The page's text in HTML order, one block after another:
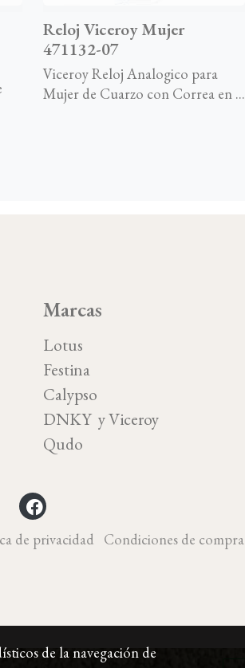
Reloj Viceroy Mujer
471132-07
Viceroy Reloj Analogico para
Mujer de Cuarzo con Correa en ...
Marcas
Lotus
Festina
Calypso
DNKY y Viceroy
Qudo
de privacidad Condiciones de compra
de la navegación de